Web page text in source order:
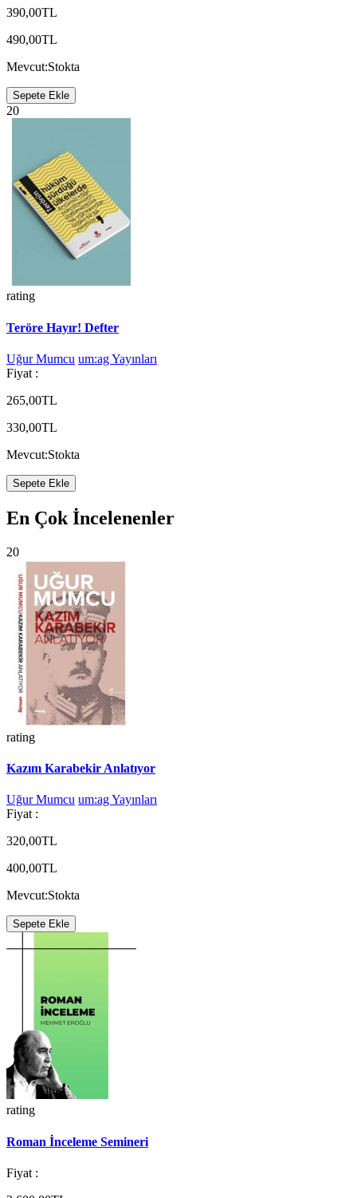
390,00TL
490,00TL
Mevcut:Stokta
Sepete Ekle
20
rating
Teröre Hayır! Defter
Uğur Mumcu um:ag Yayınları
Fiyat :
265,00TL
330,00TL
Mevcut:Stokta
Sepete Ekle
En Çok İncelenenler
20
rating
Kazım Karabekir Anlatıyor
Uğur Mumcu um:ag Yayınları
Fiyat :
320,00TL
400,00TL
Mevcut:Stokta
Sepete Ekle
rating
Roman İnceleme Semineri
Fiyat :